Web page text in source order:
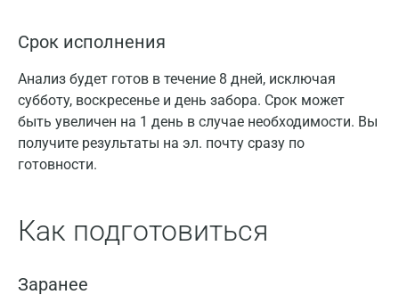
Срок исполнения
Анализ будет готов в течение 8 дней, исключая
субботу, воскресенье и день забора. Срок может
быть увеличен на 1 день в случае необходимости. Вы
получите результаты на эл. почту сразу по
готовности.
Как подготовиться
Заранее